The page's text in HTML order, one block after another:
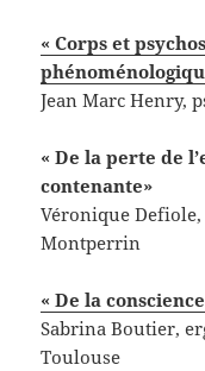
« Corps et
Jean Marc Henry,
« De la perte de
contenante»
Véronique
Montperrin
« De la
Sabrina Boutier,
Toulouse